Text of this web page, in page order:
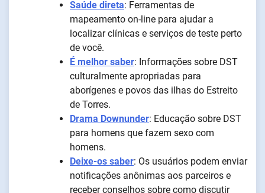
Saúde direta: Ferramentas de
mapeamento on-line para ajudar a
localizar clínicas e serviços de teste perto
de você.
É melhor saber: Informações sobre DST
culturalmente apropriadas para
aborígenes e povos das ilhas do Estreito
de Torres.
Drama Downunder: Educação sobre DST
para homens que fazem sexo com
homens.
Deixe-os saber: Os usuários podem enviar
notificações anônimas aos parceiros e
receber conselhos sobre como discutir